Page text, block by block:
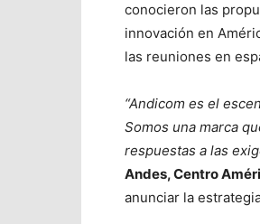
conocieron las
innovación en
las reuniones en
“Andicom es el
Somos una marca
respuestas a las
Andes, Centro
anunciar la